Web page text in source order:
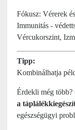
Fókusz: Vérerek
Immunitás -
Vércukorszint,
Tipp:
Kombinálhatja
Érdekli még több?
a
egészségügyi